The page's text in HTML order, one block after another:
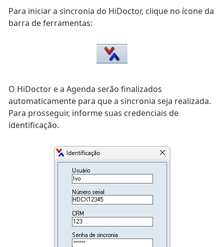
Para iniciar a sincronia do HiDoctor, clique no ícone da
barra de ferramentas:
O HiDoctor e a Agenda serão finalizados
automaticamente para que a sincronia seja realizada.
Para prosseguir, informe suas credenciais de
identificação.